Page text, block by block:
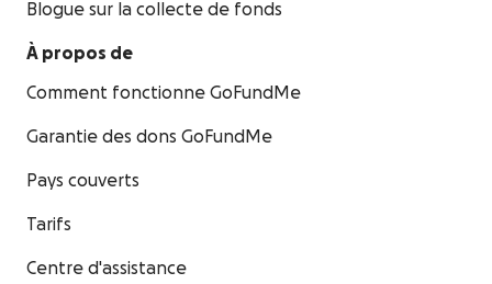
Blogue sur la collecte de fonds
À propos de
Comment fonctionne GoFundMe
Garantie des dons GoFundMe
Pays couverts
Tarifs
Centre d'assistance